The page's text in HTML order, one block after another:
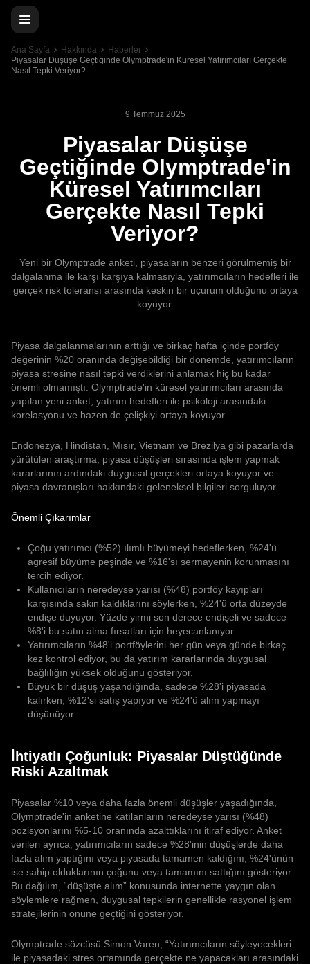
Ana Sayfa Hakkında
Haberler
Piyasalar Düşüşe Geçtiğinde Olymptrade'in Küresel Yatırımcıları Gerçekte
Nasıl Tepki Veriyor?
9 Temmuz 2025
Piyasalar Düşüşe
Geçtiğinde Olymptrade'in
Küresel Yatırımcıları
Gerçekte Nasıl Tepki
Veriyor?
Yeni bir Olymptrade anketi, piyasaların benzeri görülmemiş bir
dalgalanma ile karşı karşıya kalmasıyla, yatırımcıların hedefleri ile
gerçek risk toleransı arasında keskin bir uçurum olduğunu ortaya
koyuyor.
Piyasa dalgalanmalarının arttığı ve birkaç hafta içinde portföy
değerinin %20 oranında değişebildiği bir dönemde, yatırımcıların
piyasa stresine nasıl tepki verdiklerini anlamak hiç bu kadar
önemli olmamıştı. Olymptrade'in küresel yatırımcıları arasında
yapılan yeni anket, yatırım hedefleri ile psikoloji arasındaki
korelasyonu ve bazen de çelişkiyi ortaya koyuyor.
Endonezya, Hindistan, Mısır, Vietnam ve Brezilya gibi pazarlarda
yürütülen araştırma, piyasa düşüşleri sırasında işlem yapmak
kararlarının ardındaki duygusal gerçekleri ortaya koyuyor ve
piyasa davranışları hakkındaki geleneksel bilgileri sorguluyor.
Önemli Çıkarımlar
Çoğu yatırımcı (%52) ılımlı büyümeyi hedeflerken, %24'ü
agresif büyüme peşinde ve %16'sı sermayenin korunmasını
tercih ediyor.
Kullanıcıların neredeyse yarısı (%48) portföy kayıpları
karşısında sakin kaldıklarını söylerken, %24'ü orta düzeyde
endişe duyuyor. Yüzde yirmi son derece endişeli ve sadece
%8'i bu satın alma fırsatları için heyecanlanıyor.
Yatırımcıların %48'i portföylerini her gün veya günde birkaç
kez kontrol ediyor, bu da yatırım kararlarında duygusal
bağlılığın yüksek olduğunu gösteriyor.
Büyük bir düşüş yaşandığında, sadece %28'i piyasada
kalırken, %12'si satış yapıyor ve %24'ü alım yapmayı
düşünüyor.
İhtiyatlı Çoğunluk: Piyasalar Düştüğünde
Riski Azaltmak
Piyasalar %10 veya daha fazla önemli düşüşler yaşadığında,
Olymptrade'in anketine katılanların neredeyse yarısı (%48)
pozisyonlarını %5-10 oranında azalttıklarını itiraf ediyor. Anket
verileri ayrıca, yatırımcıların sadece %28'inin düşüşlerde daha
fazla alım yaptığını veya piyasada tamamen kaldığını, %24'ünün
ise sahip olduklarının çoğunu veya tamamını sattığını gösteriyor.
Bu dağılım, “düşüşte alım” konusunda internette yaygın olan
söylemlere rağmen, duygusal tepkilerin genellikle rasyonel işlem
stratejilerinin önüne geçtiğini gösteriyor.
Olymptrade sözcüsü Simon Varen, “Yatırımcıların söyleyecekleri
ile piyasadaki stres ortamında gerçekte ne yapacakları arasındaki